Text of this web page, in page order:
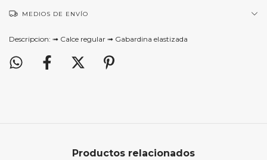
MEDIOS DE ENVÍO
Descripcion: ➟ Calce regular ➟ Gabardina elastizada
Productos relacionados